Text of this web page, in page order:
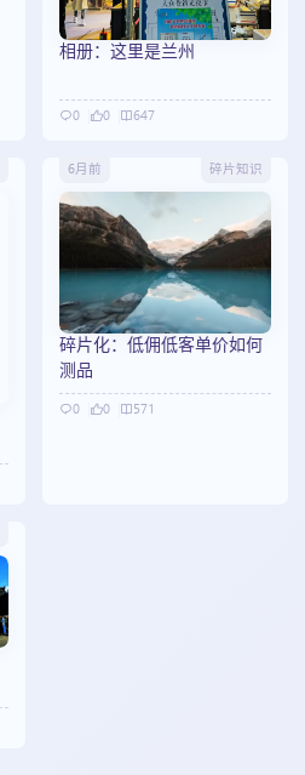
相册：这里是兰州
0 0 647
6月前 碎片知识
碎片化：低佣低客单价如何
测品
0 0 571